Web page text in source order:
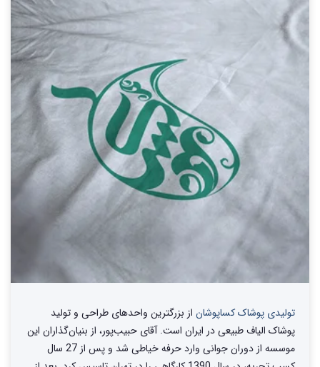
تولیدی پوشاک کساپوشان از بزرگترین واحد‌های طراحی و تولید‌
پوشاک الیاف طبیعی در ایران است. آقای حبیب‌پور، از بنیان‌گذاران این
موسسه از دوران جوانی وارد حرفه خیاطی شد و پس از 27 سال